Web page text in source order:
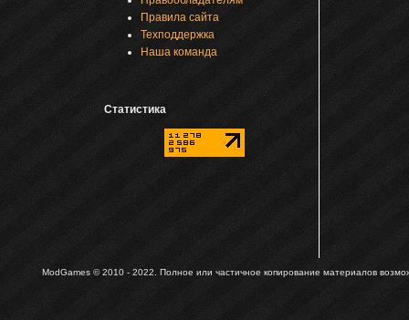
Правила сайта
Техподдержка
Наша команда
Статистика
ModGames © 2010 - 2022. Полное или частичное копирование материалов